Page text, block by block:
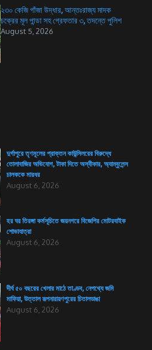
২৩০ কেজি গাঁজা উদ্ধার, আন্তঃরাজ্য মাদক
চক্রের মূল পান্ডা সহ গ্রেফতার ৩, তদন্তে পুলিশ
August 5, 2026
দুর্গাপুরে তৃণমূলের প্রাক্তন কাউন্সিলরের বিরুদ্ধে
তোলাবাজির অভিযোগ, টাকা দিতে অস্বীকার, অ্যাম্বুলেন্স
চালককে মারধর
August 6, 2026
হর ঘর তিরঙ্গা কর্মসূচিতে জয়নগরে বিজেপির মোটরবাইক
শোভাযাত্রা
August 6, 2026
দীর্ঘ ৫০ বছরের খেলার মাঠে তাণ্ডব, নেপথ্যে জমি
মাফিয়া, উত্তাল রূপনারায়ণপুরের চিতালডাঙা
August 6, 2026